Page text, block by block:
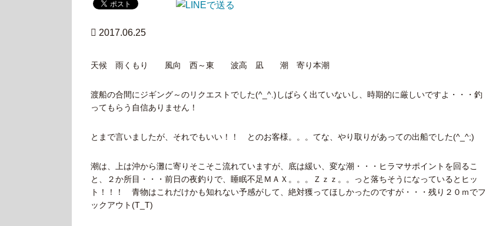
2017.06.25
天候 雨くもり 風向 西～東 波高 凪 潮 寄り本潮
渡船の合間にジギング～のリクエストでした(^_^.)しばらく出ていないし、時期的に厳しいですよ・・・釣
ってもらう自信ありません！
とまで言いましたが、それでもいい！！ とのお客様。。。てな、やり取りがあっての出船でした(^_^;)
潮は、上は沖から灘に寄りそこそこ流れていますが、底は緩い、変な潮・・・ヒラマサポイントを回るこ
と、２か所目・・・前日の夜釣りで、睡眠不足ＭＡＸ。。。Ｚｚｚ。。っと落ちそうになっているとヒッ
ト！！！ 青物はこれだけかも知れない予感がして、絶対獲ってほしかったのですが・・・残り２０ｍでフ
ックアウト(T_T)